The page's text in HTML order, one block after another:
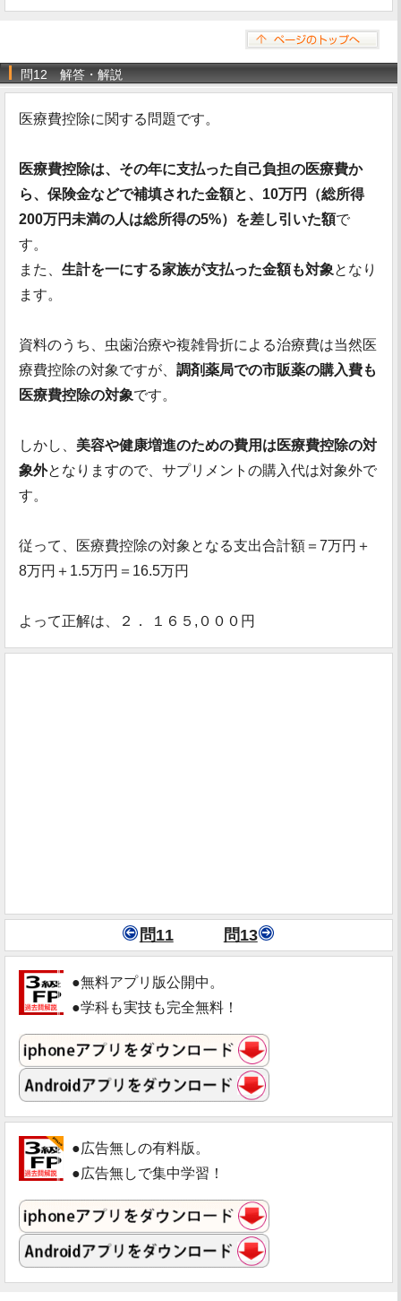
問12 解答・解説
医療費控除に関する問題です。
医療費控除は、その年に支払った自己負担の医療費か
ら、保険金などで補填された金額と、10万円（総所得
200万円未満の人は総所得の5%）を差し引いた額で
す。
また、 生計を一にする家族が支払った金額も対象となり
ます。
資料のうち、虫歯治療や複雑骨折による治療費は当然医
療費控除の対象ですが、 調剤薬局での市販薬の購入費も
医療費控除の対象です。
しかし、 美容や健康増進のための費用は医療費控除の対
象外となりますので、サプリメントの購入代は対象外で
す。
従って、医療費控除の対象となる支出合計額＝7万円＋
8万円＋1.5万円＝16.5万円
よって正解は、２． １６５,０００円
問11 問13
●無料アプリ版公開中。
●学科も実技も完全無料！
●広告無しの有料版。
●広告無しで集中学習！